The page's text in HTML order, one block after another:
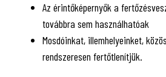
Az érintőképernyők a
továbbra sem használhatóak
Mosdóinkat, illemhelyeinket,
rendszeresen fertőtlenítjük.